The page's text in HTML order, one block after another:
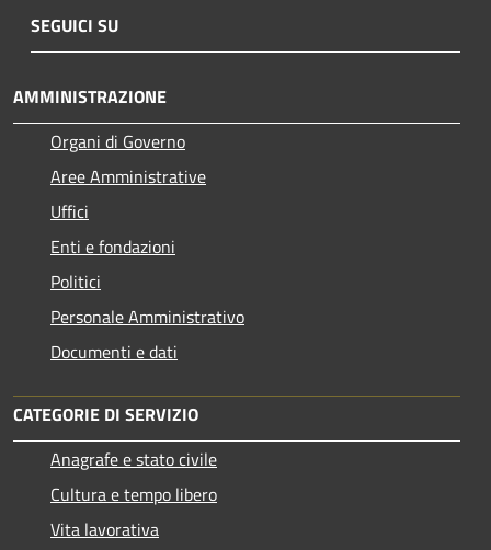
SEGUICI SU
AMMINISTRAZIONE
Organi di Governo
Aree Amministrative
Uffici
Enti e fondazioni
Politici
Personale Amministrativo
Documenti e dati
CATEGORIE DI SERVIZIO
Anagrafe e stato civile
Cultura e tempo libero
Vita lavorativa